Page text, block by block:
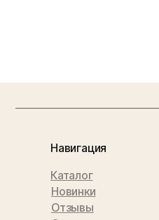
Навигация
Новинки
Отзывы
Каталог